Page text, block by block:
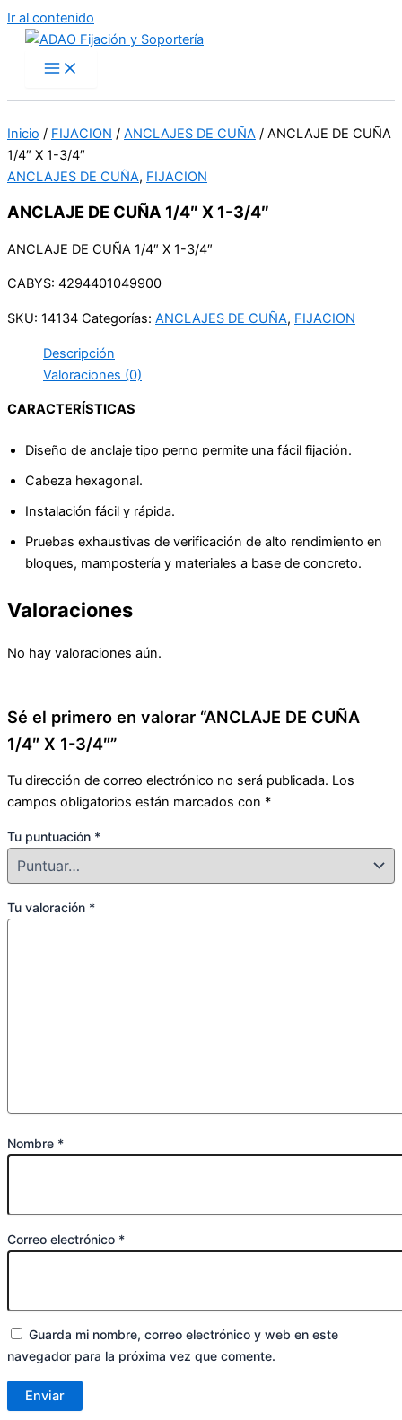
Ir al contenido
Inicio / FIJACION / ANCLAJES DE CUÑA / ANCLAJE DE CUÑA
1/4″ X 1-3/4″
ANCLAJES DE CUÑA, FIJACION
ANCLAJE DE CUÑA 1/4″ X 1-3/4″
ANCLAJE DE CUÑA 1/4″ X 1-3/4″
CABYS: 4294401049900
SKU: 14134 Categorías: ANCLAJES DE CUÑA, FIJACION
Descripción
Valoraciones (0)
CARACTERÍSTICAS
Diseño de anclaje tipo perno permite una fácil fijación.
Cabeza hexagonal.
Instalación fácil y rápida.
Pruebas exhaustivas de verificación de alto rendimiento en
bloques, mampostería y materiales a base de concreto.
Valoraciones
No hay valoraciones aún.
Sé el primero en valorar “ANCLAJE DE CUÑA
1/4″ X 1-3/4″”
Tu dirección de correo electrónico no será publicada. Los
campos obligatorios están marcados con *
Tu puntuación *
Tu valoración *
Nombre *
Correo electrónico *
Guarda mi nombre, correo electrónico y web en este
navegador para la próxima vez que comente.